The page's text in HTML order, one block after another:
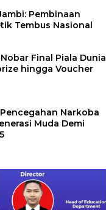
Pembinaan
Tembus Nasional
Final Piala Dunia
hingga Voucher
Narkoba
Muda Demi